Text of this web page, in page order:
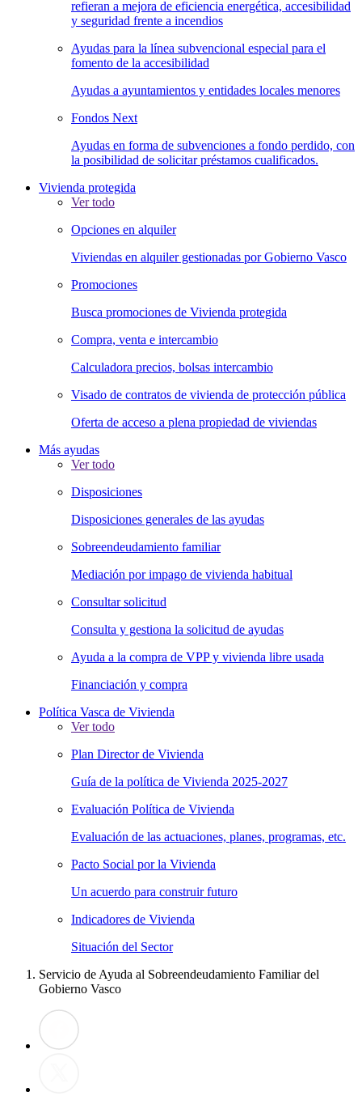
refieran a mejora de eficiencia energética, accesibilidad
y seguridad frente a incendios
Ayudas para la línea subvencional especial para el
fomento de la accesibilidad
Ayudas a ayuntamientos y entidades locales menores
Fondos Next
Ayudas en forma de subvenciones a fondo perdido, con
la posibilidad de solicitar préstamos cualificados.
Vivienda protegida
Ver todo
Opciones en alquiler
Viviendas en alquiler gestionadas por Gobierno Vasco
Promociones
Busca promociones de Vivienda protegida
Compra, venta e intercambio
Calculadora precios, bolsas intercambio
Visado de contratos de vivienda de protección pública
Oferta de acceso a plena propiedad de viviendas
Más ayudas
Ver todo
Disposiciones
Disposiciones generales de las ayudas
Sobreendeudamiento familiar
Mediación por impago de vivienda habitual
Consultar solicitud
Consulta y gestiona la solicitud de ayudas
Ayuda a la compra de VPP y vivienda libre usada
Financiación y compra
Política Vasca de Vivienda
Ver todo
Plan Director de Vivienda
Guía de la política de Vivienda 2025-2027
Evaluación Política de Vivienda
Evaluación de las actuaciones, planes, programas, etc.
Pacto Social por la Vivienda
Un acuerdo para construir futuro
Indicadores de Vivienda
Situación del Sector
Servicio de Ayuda al Sobreendeudamiento Familiar del
Gobierno Vasco